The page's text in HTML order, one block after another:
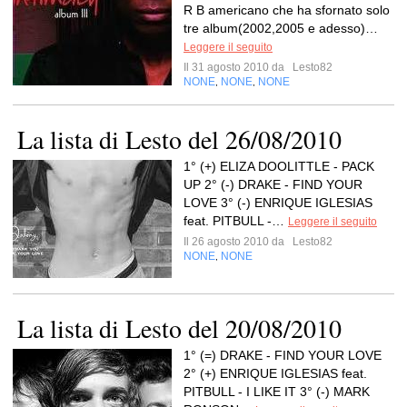
R B americano che ha sfornato solo
tre album(2002,2005 e adesso)…
Leggere il seguito
Il 31 agosto 2010 da
Lesto82
NONE NONE NONE
La lista di Lesto del 26/08/2010
1° (+) ELIZA DOOLITTLE - PACK
UP 2° (-) DRAKE - FIND YOUR
LOVE 3° (-) ENRIQUE IGLESIAS
feat. PITBULL -…
Leggere il seguito
Il 26 agosto 2010 da
Lesto82
NONE NONE
La lista di Lesto del 20/08/2010
1° (=) DRAKE - FIND YOUR LOVE
2° (+) ENRIQUE IGLESIAS feat.
PITBULL - I LIKE IT 3° (-) MARK